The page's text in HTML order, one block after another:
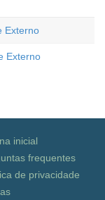
Externo
Externo
inicial
frequentes
de privacidade